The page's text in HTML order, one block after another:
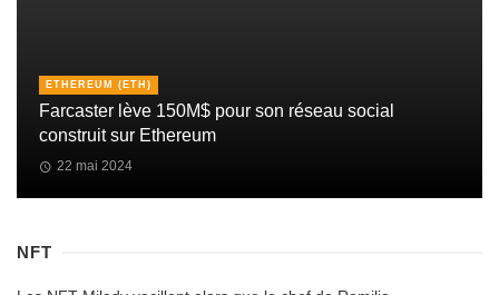
ETHEREUM (ETH)
Farcaster lève 150M$ pour son réseau social
construit sur Ethereum
22 mai 2024
NFT